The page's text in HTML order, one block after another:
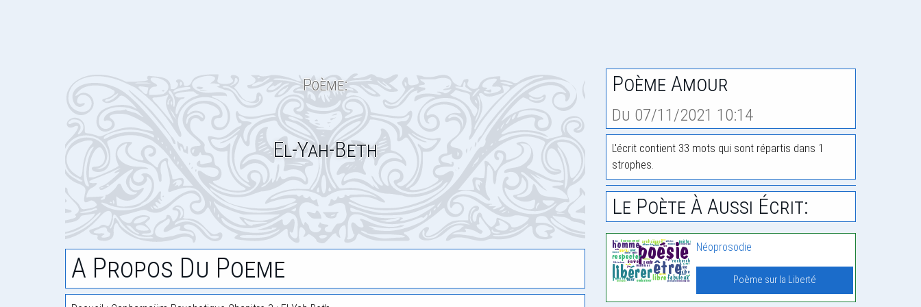
Poème:
El-Yah-Beth
A Propos Du Poeme
Poème Amour
Du 07/11/2021 10:14
L'écrit contient 33 mots qui sont répartis dans 1
strophes.
Le Poète À Aussi Écrit:
Néoprosodie
Poème sur la Liberté